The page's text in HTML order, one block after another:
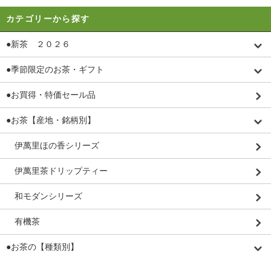
カテゴリーから探す
●新茶 ２０２６
●季節限定のお茶・ギフト
●お買得・特価セール品
●お茶【産地・銘柄別】
伊萬里ほの香シリーズ
伊萬里茶ドリップティー
和モダンシリーズ
有機茶
●お茶の【種類別】